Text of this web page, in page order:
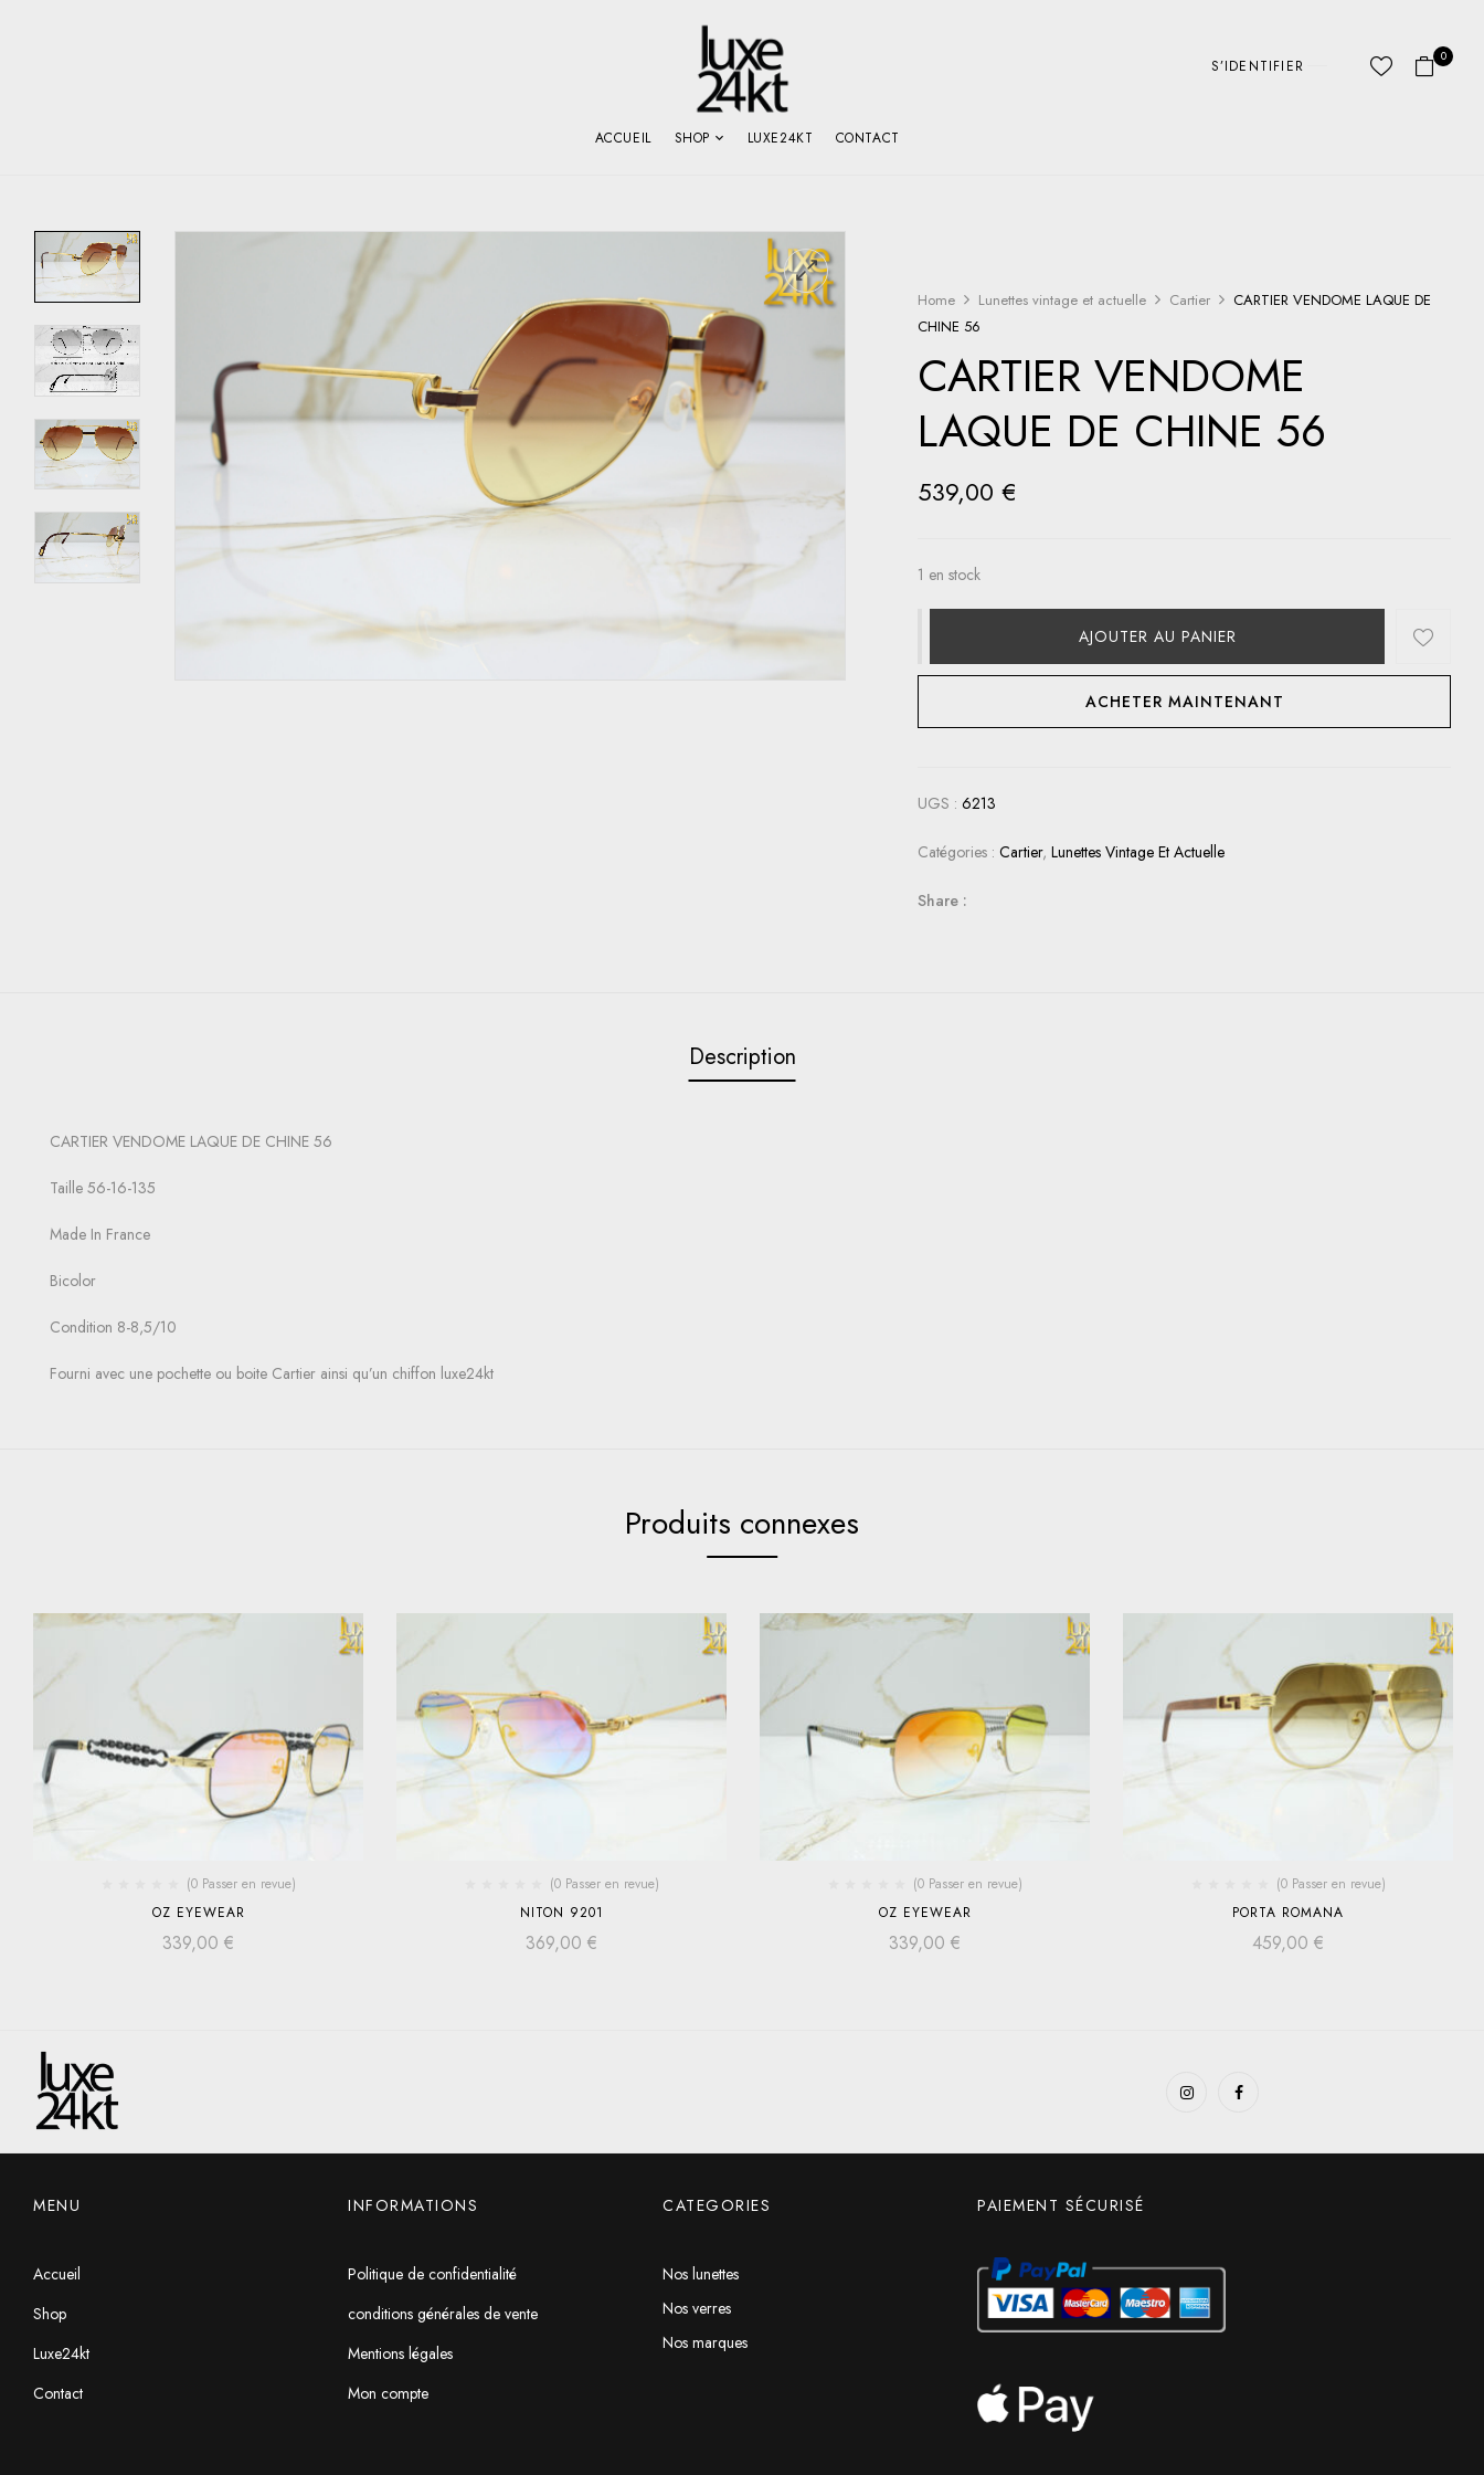
S’IDENTIFIER
0
ACCUEIL SHOP LUXE24KT CONTACT
Home Lunettes vintage et actuelle Cartier
CARTIER VENDOME LAQUE DE
CHINE 56
CARTIER VENDOME
LAQUE DE CHINE 56
539,00€
1 en stock
AJOUTER AU PANIER
ACHETER MAINTENANT
UGS :6213
Catégories :Cartier,Lunettes Vintage Et Actuelle
Share :
Description
CARTIER VENDOME LAQUE DE CHINE 56
Taille 56-16-135
Made In France
Bicolor
Condition 8-8,5/10
Fourni avec une pochette ou boite Cartier ainsi qu’un chiffon luxe24kt
Produits connexes
(0 Passer en revue)
OZ EYEWEAR
339,00 €
(0 Passer en revue)
NITON 9201
369,00 €
(0 Passer en revue)
OZ EYEWEAR
339,00 €
(0 Passer en revue)
PORTA ROMANA
459,00 €
MENU
Accueil
Shop
Luxe24kt
Contact
INFORMATIONS
Politique de confidentialité
conditions générales de vente
Mentions légales
Mon compte
CATEGORIES
Nos lunettes
Nos verres
Nos marques
PAIEMENT SÉCURISÉ